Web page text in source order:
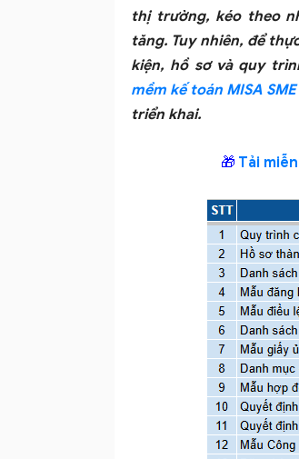
thị trường, kéo theo
tăng. Tuy nhiên, để
kiện, hồ sơ và quy
mềm kế toán MISA SME
triển khai.
🎁 Tải